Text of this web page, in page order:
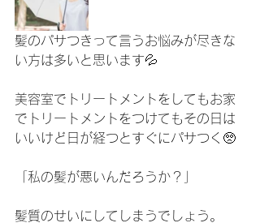
髪のパサつきって言うお悩みが尽きな
い方は多いと思います💦
美容室でトリートメントをしてもお家
でトリートメントをつけてもその日は
いいけど日が経つとすぐにパサつく🥺
「私の髪が悪いんだろうか？」
髪質のせいにしてしまうでしょう。